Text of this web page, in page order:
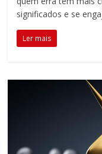
dos
alunos.
Esse
propósito
significados e se
Ler mais